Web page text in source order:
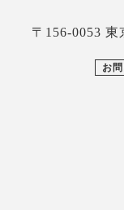
〒156-0053
お